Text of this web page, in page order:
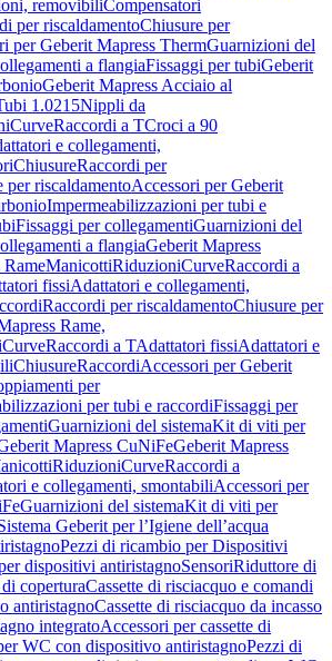
removibiliCompensatori
per riscaldamentoChiusure per
per Geberit Mapress ThermGuarnizioni del
a flangiaFissaggi per tubiGeberit
Geberit Mapress Acciaio al
1.0215Nippli da
CurveRaccordi a TCroci a 90
e collegamenti,
ChiusureRaccordi per
per riscaldamentoAccessori per Geberit
Impermeabilizzazioni per tubi e
Fissaggi per collegamentiGuarnizioni del
a flangiaGeberit Mapress
RameManicottiRiduzioniCurveRaccordi a
fissiAdattatori e collegamenti,
Raccordi per riscaldamentoChiusure per
Rame,
CurveRaccordi a TAdattatori fissiAdattatori e
ChiusureRaccordiAccessori per Geberit
per
per tubi e raccordiFissaggi per
Guarnizioni del sistemaKit di viti per
Mapress CuNiFeGeberit Mapress
RiduzioniCurveRaccordi a
e collegamenti, smontabiliAccessori per
Guarnizioni del sistemaKit di viti per
Geberit per l’Igiene dell’acqua
Pezzi di ricambio per Dispositivi
dispositivi antiristagnoSensoriRiduttore di
coperturaCassette di risciacquo e comandi
antiristagnoCassette di risciacquo da incasso
integratoAccessori per cassette di
WC con dispositivo antiristagnoPezzi di